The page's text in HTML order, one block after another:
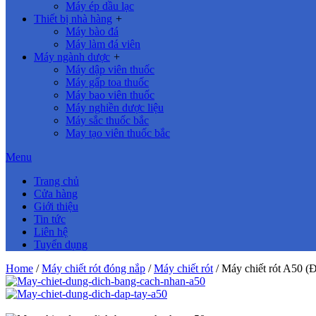
Máy ép dầu lạc
Thiết bị nhà hàng +
Máy bào đá
Máy làm đá viên
Máy ngành dược +
Máy dập viên thuốc
Máy gấp toa thuốc
Máy bao viên thuốc
Máy nghiền dược liệu
Máy sắc thuốc bắc
May tạo viên thuốc bắc
Menu
Trang chủ
Cửa hàng
Giới thiệu
Tin tức
Liên hệ
Tuyển dụng
Home /Máy chiết rót đóng nắp /Máy chiết rót/ Máy chiết rót A50